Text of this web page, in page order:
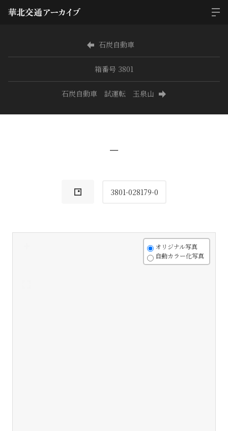
石炭自動車
箱番号 3801
石炭自動車 試運転 玉泉山
−
3801-028179-0
オリジナル写真
自動カラー化写真